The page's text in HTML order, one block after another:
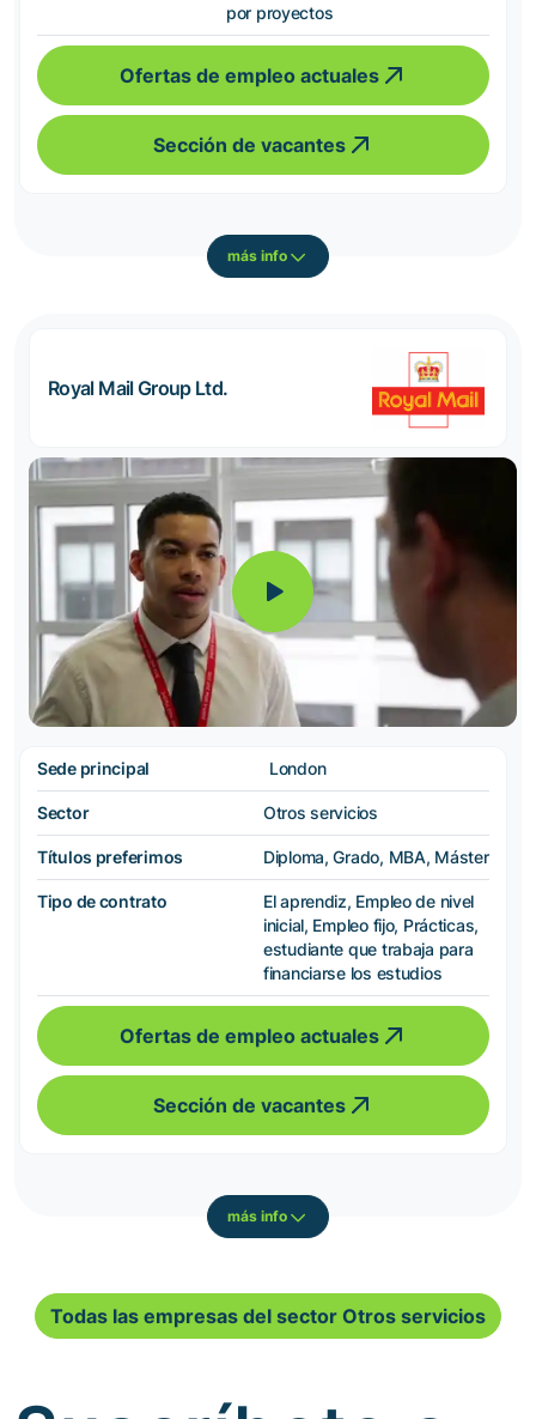
por proyectos
Ofertas de empleo actuales
Sección de vacantes
más info
Royal Mail Group Ltd.
Sede principal London
Sector Otros servicios
Títulos preferimos Diploma, Grado, MBA, Máster
Tipo de contrato
El aprendiz, Empleo de nivel
inicial, Empleo fijo, Prácticas,
estudiante que trabaja para
financiarse los estudios
Ofertas de empleo actuales
Sección de vacantes
más info
Todas las empresas del sector Otros servicios